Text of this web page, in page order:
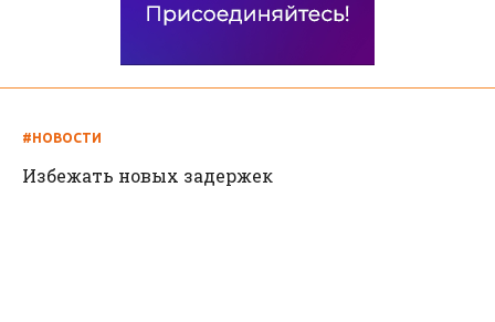
#НОВОСТИ
Избежать новых задержек